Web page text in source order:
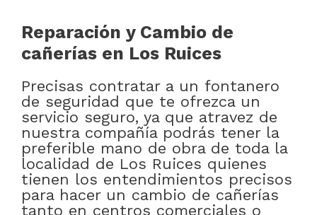
Reparación y Cambio de
cañerías en Los Ruices
Precisas contratar a un fontanero
de seguridad que te ofrezca un
servicio seguro, ya que atravez de
nuestra compañía podrás tener la
preferible mano de obra de toda la
localidad de Los Ruices quienes
tienen los entendimientos precisos
para hacer un cambio de cañerías
tanto en centros comerciales o